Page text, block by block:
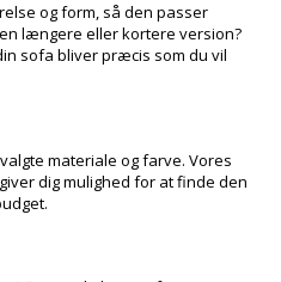
og form, så den passer
længere eller kortere version?
sofa bliver præcis som du vil
materiale og farve. Vores
dig mulighed for at finde den